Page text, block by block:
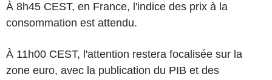
À 8h45 CEST, en France, l'indice des prix à la
consommation est attendu.
À 11h00 CEST, l'attention restera focalisée sur la
zone euro, avec la publication du PIB et des